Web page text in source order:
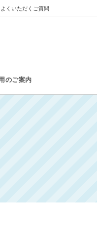
よくいただくご質問
のご案内